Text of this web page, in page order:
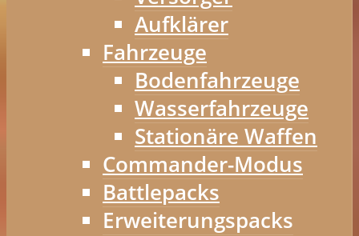
Aufklärer
Fahrzeuge
Bodenfahrzeuge
Wasserfahrzeuge
Stationäre Waffen
Commander-Modus
Battlepacks
Erweiterungspacks